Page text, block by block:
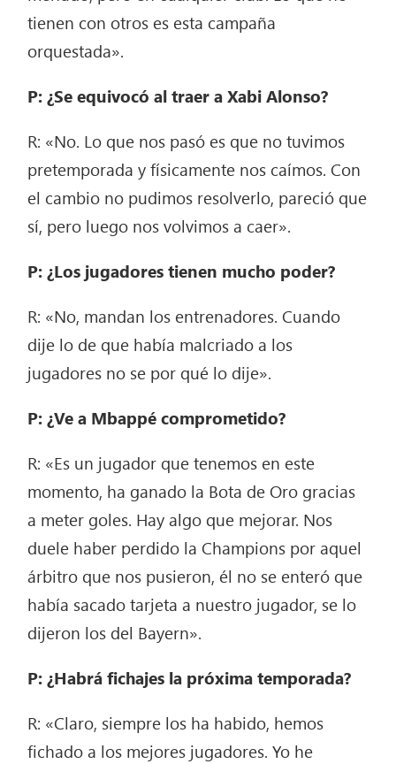
tienen con otros es esta campaña
orquestada».
P: ¿Se equivocó al traer a Xabi Alonso?
R: «No. Lo que nos pasó es que no tuvimos
pretemporada y físicamente nos caímos. Con
el cambio no pudimos resolverlo, pareció que
sí, pero luego nos volvimos a caer».
P: ¿Los jugadores tienen mucho poder?
R: «No, mandan los entrenadores. Cuando
dije lo de que había malcriado a los
jugadores no se por qué lo dije».
P: ¿Ve a Mbappé comprometido?
R: «Es un jugador que tenemos en este
momento, ha ganado la Bota de Oro gracias
a meter goles. Hay algo que mejorar. Nos
duele haber perdido la Champions por aquel
árbitro que nos pusieron, él no se enteró que
había sacado tarjeta a nuestro jugador, se lo
dijeron los del Bayern».
P: ¿Habrá fichajes la próxima temporada?
R: «Claro, siempre los ha habido, hemos
fichado a los mejores jugadores. Yo he